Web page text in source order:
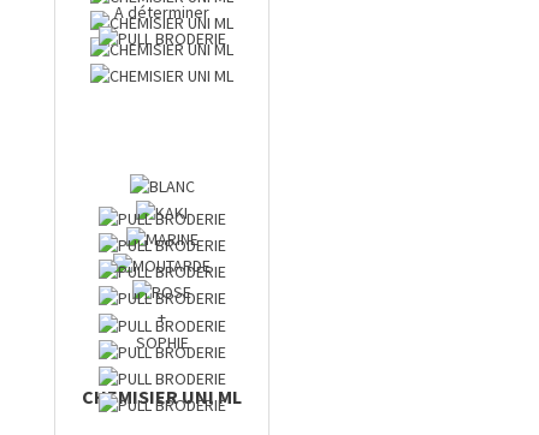
+
SOPHIE
CHEMISIER UNI ML
A déterminer